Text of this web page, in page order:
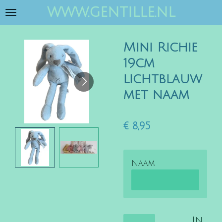
Ga
hoofdinhoud
www.gentille.nl
Mini Richie
19cm
lichtblauw
met naam
€ 8,95
Naam